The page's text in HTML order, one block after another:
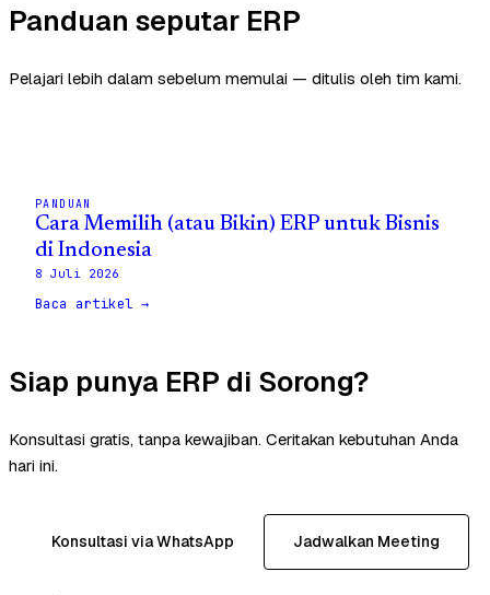
Panduan seputar ERP
Pelajari lebih dalam sebelum memulai — ditulis oleh tim kami.
PANDUAN
Cara Memilih (atau Bikin) ERP untuk Bisnis
di Indonesia
8 Juli 2026
Baca artikel →
Siap punya ERP di Sorong?
Konsultasi gratis, tanpa kewajiban. Ceritakan kebutuhan Anda
hari ini.
Konsultasi via WhatsApp Jadwalkan Meeting